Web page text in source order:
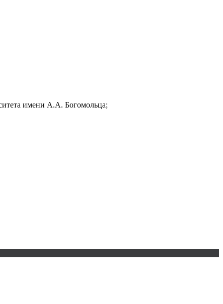
имени А.А. Богомольца;